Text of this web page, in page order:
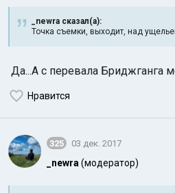
_newra сказал(а):
Точка съемки, выходит, над
Да...А с перевала Бриджганга
Нравится
325 03 дек. 2017
_newra (модератор)